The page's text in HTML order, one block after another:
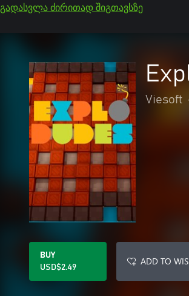
გადასვლა ძირითად შიგთავსზე
Viesoft
BUY
USD$2.49
ADD TO